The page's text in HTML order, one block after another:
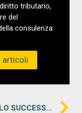
tributario,
del
consulenza
articoli
ARTICOLO SUCCESSIVO